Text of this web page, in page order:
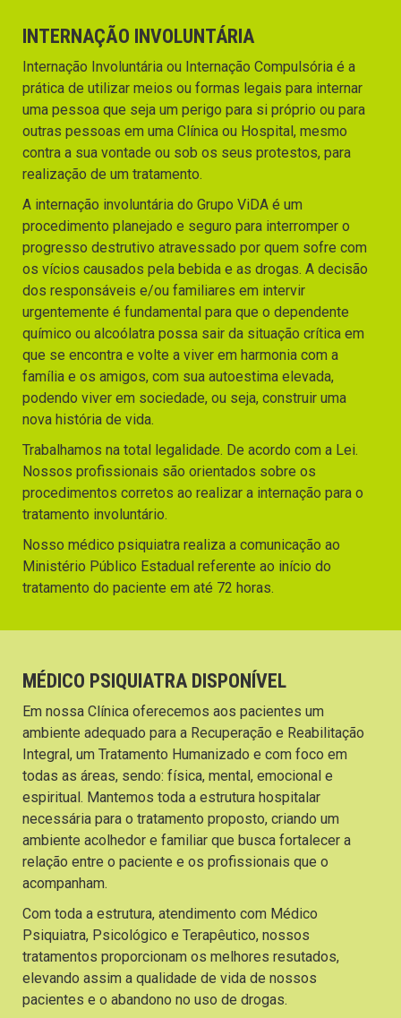
INTERNAÇÃO INVOLUNTÁRIA
Internação Involuntária ou Internação Compulsória é a
prática de utilizar meios ou formas legais para internar
uma pessoa que seja um perigo para si próprio ou para
outras pessoas em uma Clínica ou Hospital, mesmo
contra a sua vontade ou sob os seus protestos, para
realização de um tratamento.
A internação involuntária do Grupo ViDA é um
procedimento planejado e seguro para interromper o
progresso destrutivo atravessado por quem sofre com
os vícios causados pela bebida e as drogas. A decisão
dos responsáveis e/ou familiares em intervir
urgentemente é fundamental para que o dependente
químico ou alcoólatra possa sair da situação crítica em
que se encontra e volte a viver em harmonia com a
família e os amigos, com sua autoestima elevada,
podendo viver em sociedade, ou seja, construir uma
nova história de vida.
Trabalhamos na total legalidade. De acordo com a Lei.
Nossos profissionais são orientados sobre os
procedimentos corretos ao realizar a internação para o
tratamento involuntário.
Nosso médico psiquiatra realiza a comunicação ao
Ministério Público Estadual referente ao início do
tratamento do paciente em até 72 horas.
MÉDICO PSIQUIATRA DISPONÍVEL
Em nossa Clínica oferecemos aos pacientes um
ambiente adequado para a Recuperação e Reabilitação
Integral, um Tratamento Humanizado e com foco em
todas as áreas, sendo: física, mental, emocional e
espiritual. Mantemos toda a estrutura hospitalar
necessária para o tratamento proposto, criando um
ambiente acolhedor e familiar que busca fortalecer a
relação entre o paciente e os profissionais que o
acompanham.
Com toda a estrutura, atendimento com Médico
Psiquiatra, Psicológico e Terapêutico, nossos
tratamentos proporcionam os melhores resutados,
elevando assim a qualidade de vida de nossos
pacientes e o abandono no uso de drogas.